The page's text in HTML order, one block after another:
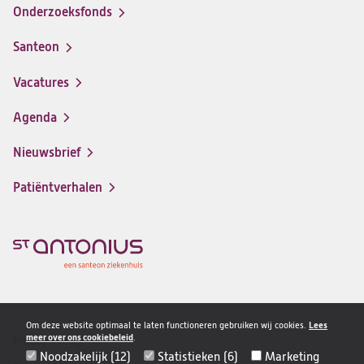
Om deze website optimaal te laten functioneren gebruiken wij cookies. Lees
meer over ons cookiebeleid.
Noodzakelijk (12) Statistieken (6)
Marketing
Onderzoeksfonds
Santeon
(opent
in
nieuwe
Vacatures
(opent
in
nieuwe
Agenda
Nieuwsbrief
Patiëntverhalen
Disclaimer
Privacy & veiligheid